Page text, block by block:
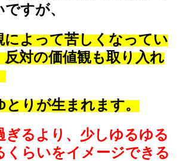
すが、
によって苦しくなってい
反対の価値観も取り入れ
とりが生まれます。
ぎるより、少しゆるゆる
くらいをイメージできる